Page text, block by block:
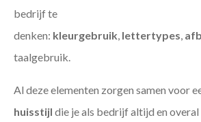
bedrijf te
denken: kleurgebruik, lettertypes,
taalgebruik.
Al deze elementen zorgen samen voor
huisstijl die je als bedrijf altijd en overal